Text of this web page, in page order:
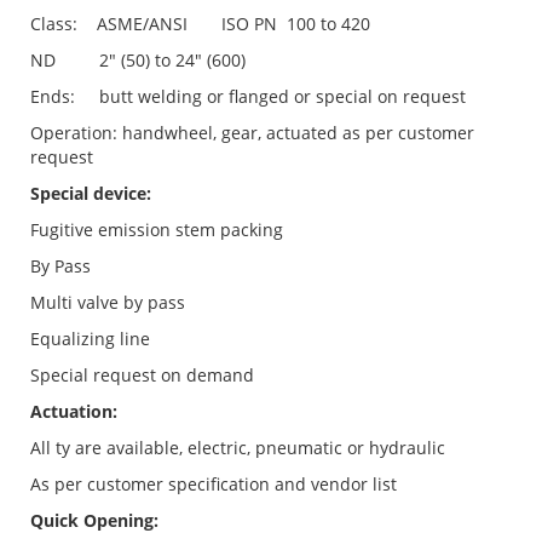
Class: ASME/ANSI ISO PN 100 to 420
ND 2" (50) to 24" (600)
Ends: butt welding or flanged or special on request
Operation: handwheel, gear, actuated as per customer
request
Special device:
Fugitive emission stem packing
By Pass
Multi valve by pass
Equalizing line
Special request on demand
Actuation:
All ty are available, electric, pneumatic or hydraulic
As per customer specification and vendor list
Quick Opening: